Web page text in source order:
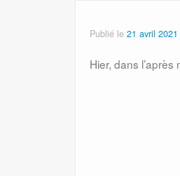
Publié le 21 avril 2021
Hier, dans